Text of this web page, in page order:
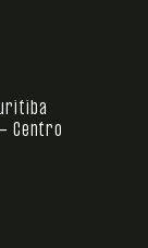
Centro